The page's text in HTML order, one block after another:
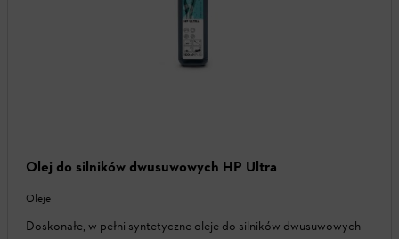
Olej do silników dwusuwowych HP Ultra
Oleje
Doskonałe, w pełni syntetyczne oleje do silników dwusuwowych